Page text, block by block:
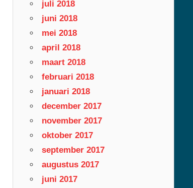
juli 2018
juni 2018
mei 2018
april 2018
maart 2018
februari 2018
januari 2018
december 2017
november 2017
oktober 2017
september 2017
augustus 2017
juni 2017